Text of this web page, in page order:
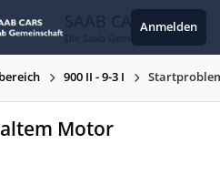
SAAB CARS
Die Saab Gemeinschaft
Anmelden
900 II - 9-3 I
Motor